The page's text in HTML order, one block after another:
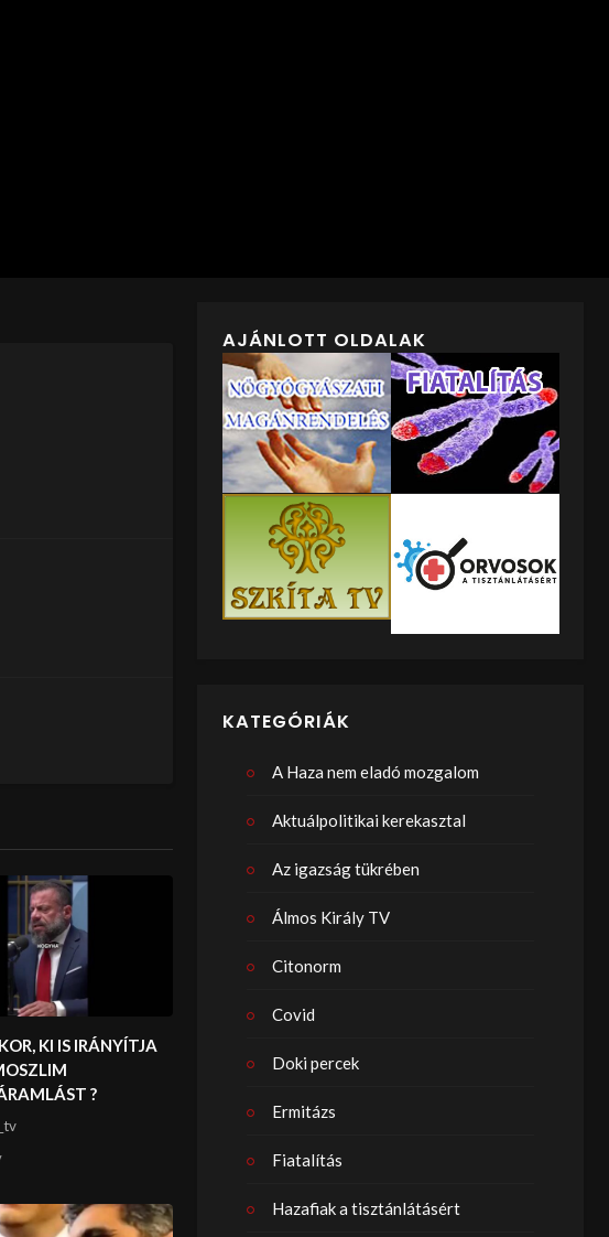
KI IS IRÁNYÍTJA
?
AJÁNLOTT OLDALAK
KATEGÓRIÁK
A Haza nem eladó mozgalom
Aktuálpolitikai kerekasztal
Az igazság tükrében
Álmos Király TV
Citonorm
Covid
Doki percek
Ermitázs
Fiatalítás
Hazafiak a tisztánlátásért